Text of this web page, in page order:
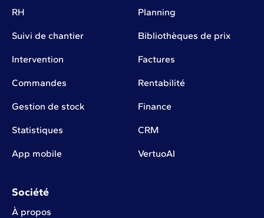
RH Planning
Suivi de chantier Bibliothèques de prix
Intervention Factures
Commandes Rentabilité
Gestion de stock Finance
Statistiques CRM
App mobile VertuoAI
Société
À propos